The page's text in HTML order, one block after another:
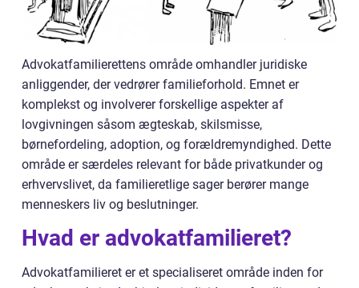
Advokatfamilierettens område omhandler juridiske
anliggender, der vedrører familieforhold. Emnet er
komplekst og involverer forskellige aspekter af
lovgivningen såsom ægteskab, skilsmisse,
børnefordeling, adoption, og forældremyndighed. Dette
område er særdeles relevant for både privatkunder og
erhvervslivet, da familieretlige sager berører mange
menneskers liv og beslutninger.
Hvad er advokatfamilieret?
Advokatfamilieret er et specialiseret område inden for